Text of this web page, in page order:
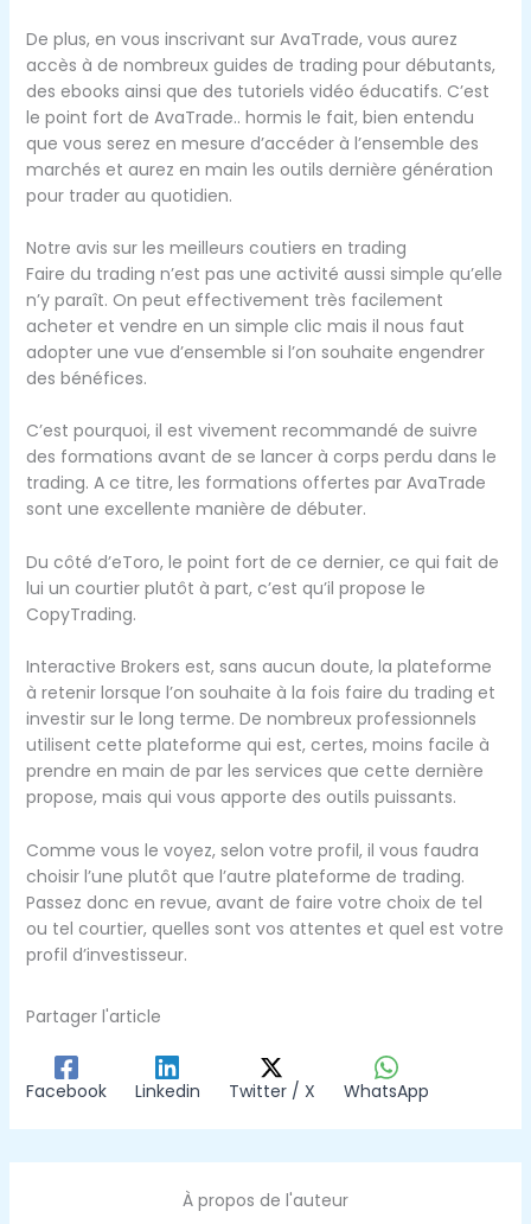
De plus, en vous inscrivant sur AvaTrade, vous aurez
accès à de nombreux guides de trading pour débutants,
des ebooks ainsi que des tutoriels vidéo éducatifs. C’est
le point fort de AvaTrade.. hormis le fait, bien entendu
que vous serez en mesure d’accéder à l’ensemble des
marchés et aurez en main les outils dernière génération
pour trader au quotidien.
Notre avis sur les meilleurs coutiers en trading
Faire du trading n’est pas une activité aussi simple qu’elle
n’y paraît. On peut effectivement très facilement
acheter et vendre en un simple clic mais il nous faut
adopter une vue d’ensemble si l’on souhaite engendrer
des bénéfices.
C’est pourquoi, il est vivement recommandé de suivre
des formations avant de se lancer à corps perdu dans le
trading. A ce titre, les formations offertes par AvaTrade
sont une excellente manière de débuter.
Du côté d’eToro, le point fort de ce dernier, ce qui fait de
lui un courtier plutôt à part, c’est qu’il propose le
CopyTrading.
Interactive Brokers est, sans aucun doute, la plateforme
à retenir lorsque l’on souhaite à la fois faire du trading et
investir sur le long terme. De nombreux professionnels
utilisent cette plateforme qui est, certes, moins facile à
prendre en main de par les services que cette dernière
propose, mais qui vous apporte des outils puissants.
Comme vous le voyez, selon votre profil, il vous faudra
choisir l’une plutôt que l’autre plateforme de trading.
Passez donc en revue, avant de faire votre choix de tel
ou tel courtier, quelles sont vos attentes et quel est votre
profil d’investisseur.
Partager l'article
Facebook Linkedin Twitter / X WhatsApp
À propos de l'auteur